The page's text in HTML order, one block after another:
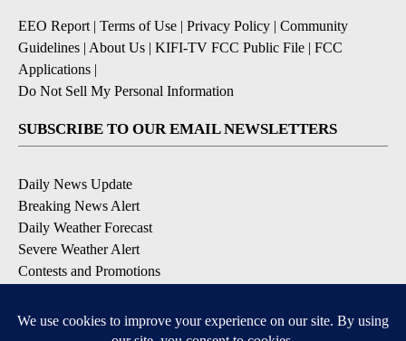
EEO Report| Terms of Use | Privacy Policy | Community
Guidelines | About Us | KIFI-TV FCC Public File | FCC
Applications |
Do Not Sell My Personal Information
SUBSCRIBE TO OUR EMAIL NEWSLETTERS
Daily News Update
Breaking News Alert
Daily Weather Forecast
Severe Weather Alert
Contests and Promotions